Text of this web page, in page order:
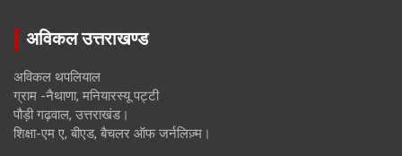
अविकल उत्तराखण्ड
अविकल थपलियाल
ग्राम -नैथाणा, मनियारस्यू पट्टी
पौड़ी गढ़वाल, उत्तराखंड।
शिक्षा-एम ए, बीएड, बैचलर ऑफ जर्नलिज़्म।